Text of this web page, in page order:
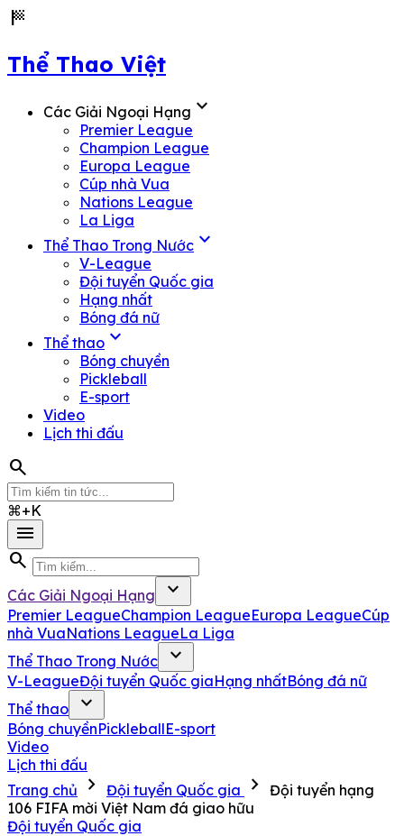
sports_score
Thể Thao Việt
Các Giải Ngoại Hạng expand_more
Premier League
Champion League
Europa League
Cúp nhà Vua
Nations League
La Liga
Thể Thao Trong Nước expand_more
V-League
Đội tuyển Quốc gia
Hạng nhất
Bóng đá nữ
Thể thao expand_more
Bóng chuyền
Pickleball
E-sport
Video
Lịch thi đấu
search
⌘+K
menu
search
Các Giải Ngoại Hạng expand_more
Premier LeagueChampion LeagueEuropa LeagueCúp
nhà VuaNations LeagueLa Liga
Thể Thao Trong Nước
expand_more
V-LeagueĐội tuyển Quốc giaHạng nhấtBóng đá nữ
Thể thao
expand_more
Bóng chuyềnPickleballE-sport
Video
Lịch thi đấu
Trang chủ
chevron_right Đội tuyển Quốc gia chevron_right Đội tuyển hạng
106 FIFA mời Việt Nam đá giao hữu
Đội tuyển Quốc gia